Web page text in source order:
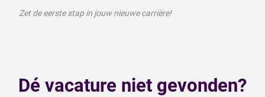
Zet de eerste stap in jouw nieuwe carrière!
Dé vacature niet gevonden?